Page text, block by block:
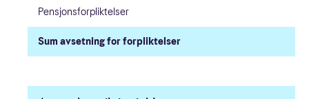
Pensjonsforpliktelser
Sum avsetning for forpliktelser